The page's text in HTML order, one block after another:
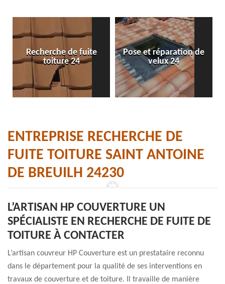
Recherche de fuite
toiture 24
Pose et réparation de
velux 24
ENTREPRISE RECHERCHE DE
FUITE TOITURE SAINT ANTOINE
DE BREUILH 24230
L’ARTISAN HP COUVERTURE UN
SPÉCIALISTE EN RECHERCHE DE FUITE DE
TOITURE À CONTACTER
L’artisan couvreur HP Couverture est un prestataire reconnu
dans le département pour la qualité de ses interventions en
travaux de couverture et de toiture. Il travaille de manière